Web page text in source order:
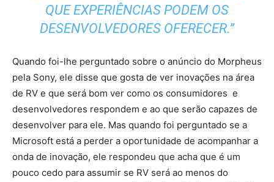
QUE EXPERIÊNCIAS PODEM OS
DESENVOLVEDORES OFERECER.”
Quando foi-lhe perguntado sobre o anúncio do Morpheus
pela Sony, ele disse que gosta de ver inovações na área
de RV e que será bom ver como os consumidores e
desenvolvedores respondem e ao que serão capazes de
desenvolver para ele. Mas quando foi perguntado se a
Microsoft está a perder a oportunidade de acompanhar a
onda de inovação, ele respondeu que acha que é um
pouco cedo para assumir se RV será ao menos do